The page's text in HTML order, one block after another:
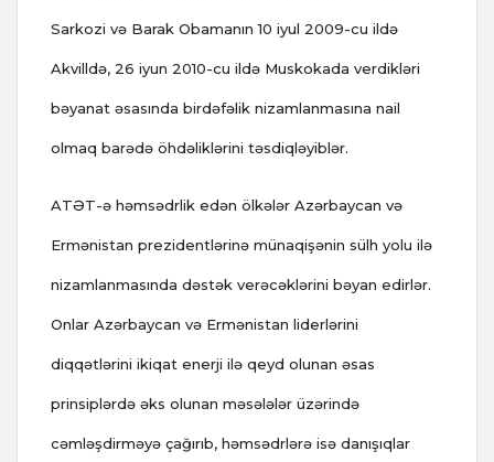
Sarkozi və Barak Obamanın 10 iyul 2009-cu ildə
Akvilldə, 26 iyun 2010-cu ildə Muskokada verdikləri
bəyanat əsasında birdəfəlik nizamlanmasına nail
olmaq barədə öhdəliklərini təsdiqləyiblər.
ATƏT-ə həmsədrlik edən ölkələr Azərbaycan və
Ermənistan prezidentlərinə münaqişənin sülh yolu ilə
nizamlanmasında dəstək verəcəklərini bəyan edirlər.
Onlar Azərbaycan və Ermənistan liderlərini
diqqətlərini ikiqat enerji ilə qeyd olunan əsas
prinsiplərdə əks olunan məsələlər üzərində
cəmləşdirməyə çağırıb, həmsədrlərə isə danışıqlar